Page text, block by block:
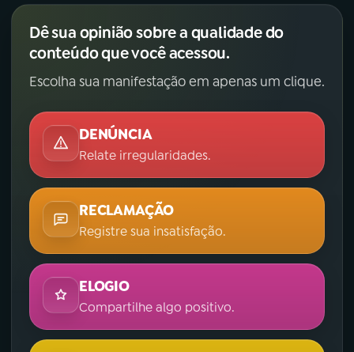
Dê sua opinião sobre a qualidade do
conteúdo que você acessou.
Escolha sua manifestação em apenas um clique.
DENÚNCIA
Relate irregularidades.
RECLAMAÇÃO
Registre sua insatisfação.
ELOGIO
Compartilhe algo positivo.